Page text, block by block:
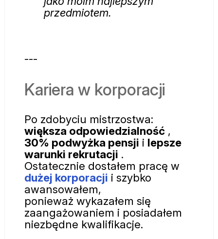
przedmiotem.
---
Kariera w korporacji
Po zdobyciu mistrzostwa:
większa odpowiedzialność ,
30% podwyżka pensji i lepsze
warunki rekrutacji .
Ostatecznie dostałem pracę w
dużej korporacji i szybko
awansowałem,
ponieważ wykazałem się
zaangażowaniem i posiadałem
niezbędne kwalifikacje.